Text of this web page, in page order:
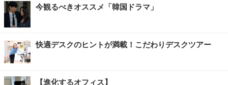
今観るべきオススメ「韓国ドラマ」
快適デスクのヒントが満載！こだわりデスクツアー
【進化するオフィス】